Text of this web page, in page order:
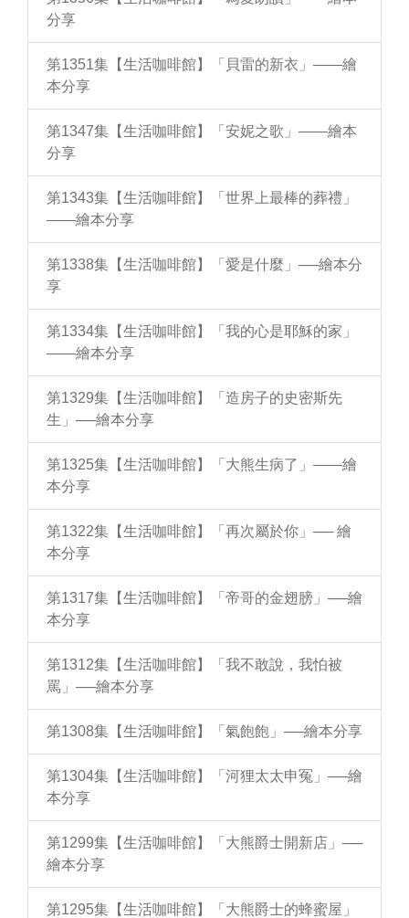
分享
第1351集【生活咖啡館】「貝雷的新衣」——繪
本分享
第1347集【生活咖啡館】「安妮之歌」——繪本
分享
第1343集【生活咖啡館】「世界上最棒的葬禮」
——繪本分享
第1338集【生活咖啡館】「愛是什麼」──繪本分
享
第1334集【生活咖啡館】「我的心是耶穌的家」
——繪本分享
第1329集【生活咖啡館】「造房子的史密斯先
生」──繪本分享
第1325集【生活咖啡館】「大熊生病了」——繪
本分享
第1322集【生活咖啡館】「再次屬於你」── 繪
本分享
第1317集【生活咖啡館】「帝哥的金翅膀」──繪
本分享
第1312集【生活咖啡館】「我不敢說，我怕被
罵」──繪本分享
第1308集【生活咖啡館】「氣飽飽」──繪本分享
第1304集【生活咖啡館】「河狸太太申冤」──繪
本分享
第1299集【生活咖啡館】「大熊爵士開新店」──
繪本分享
第1295集【生活咖啡館】「大熊爵士的蜂蜜屋」